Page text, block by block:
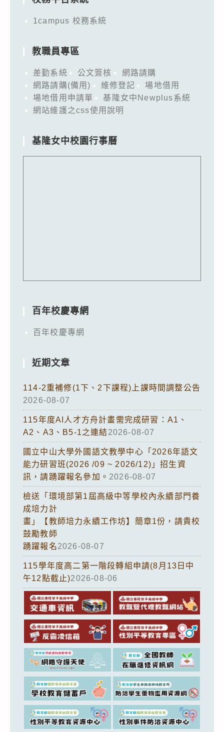
1campus 校務系統
教職員專區
差勤系統 公文簽核
網路請購
網路請購(備用)
維修登記
場地借用
場地借用申請單
基隆女中Newplus系統
網站維護之css使用說明
基隆女中校園行事曆
百年校慶專網
百年校慶專網
近期文章
114-2重補修(1下、2下課程)上課時間調整公告
2026-08-07
115年度AI人才方舟計畫需完成研習：A1、
A2、A3、B5-1之連結2026-08-07
國立中山大學外國語文教學中心「2026年語文
能力研習班(2026 /09 ~ 2026/12)」招生資
訊，請踴躍報名參加。 2026-08-07
檢送「環境部第1屆高級中等學校內永續部門養
成培力計
畫」【教師培力永續工作坊】簡章1份，請貴校
鼓勵教師
踴躍報名2026-08-07
115學年度高二第一階段轉組申請(8月13日中
午12點截止)2026-08-06